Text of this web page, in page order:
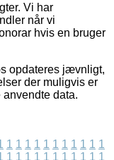
Vi har
når vi
hvis en bruger
opdateres jævnligt,
der muligvis er
data.
1 1 1 1 1 1 1 1 1 1 1
1 1 1 1 1 1 1 1 1 1 1